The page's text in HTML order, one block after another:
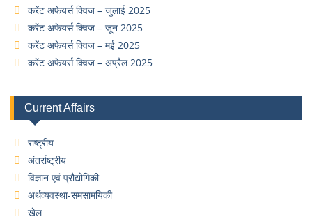
करेंट अफेयर्स क्विज – जुलाई 2025
करेंट अफेयर्स क्विज – जून 2025
करेंट अफेयर्स क्विज – मई 2025
करेंट अफेयर्स क्विज – अप्रैल 2025
Current Affairs
राष्ट्रीय
अंतर्राष्ट्रीय
विज्ञान एवं प्रौद्योगिकी
अर्थव्यवस्था-समसामयिकी
खेल